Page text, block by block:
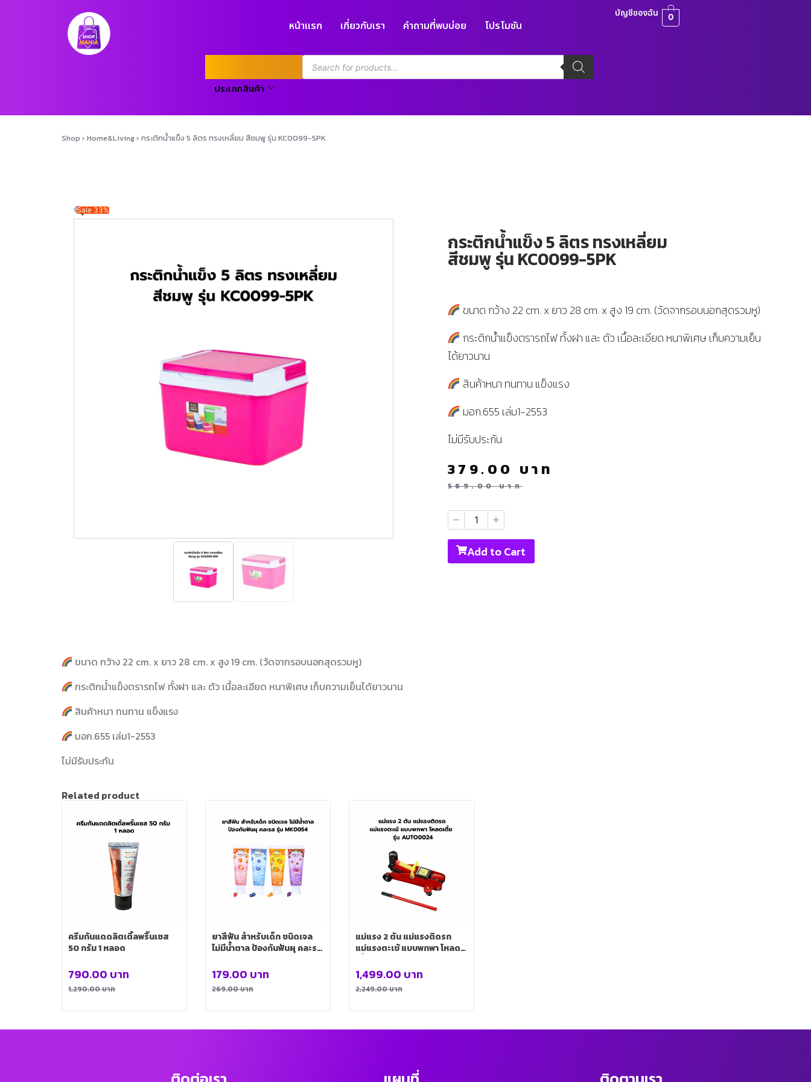
หน้าแรก เกี่ยวกับเรา คำถามที่พบบ่อย โปรโมชัน
ประเภทสินค้า
บัญชีของฉัน 0
Shop › Home&Living› กระติกน้ำแข็ง 5 ลิตร ทรงเหลี่ยม สีชมพู รุ่น KC0099-5PK
Sale 33%
กระติกน้ำแข็ง 5 ลิตร ทรงเหลี่ยม
สีชมพู รุ่น KC0099-5PK
ขนาด กว้าง 22 cm. x ยาว 28 cm. x สูง 19 cm. (วัดจากรอบนอกสุดรวมหู)
กระติกน้ำแข็งตรารถไฟ ทั้งฝา และ ตัว เนื้อละเอียด หนาพิเศษ เก็บความเย็น
ได้ยาวนาน
สินค้าหนา ทนทาน แข็งแรง
มอก.655 เล่ม1-2553
ไม่มีรับประกัน
569.00บาท
379.00 บาท
Add to Cart
ขนาด กว้าง 22 cm. x ยาว 28 cm. x สูง 19 cm. (วัดจากรอบนอกสุดรวมหู)
กระติกน้ำแข็งตรารถไฟ ทั้งฝา และ ตัว เนื้อละเอียด หนาพิเศษ เก็บความเย็นได้ยาวนาน
สินค้าหนา ทนทาน แข็งแรง
มอก.655 เล่ม1-2553
ไม่มีรับประกัน
Related product
ครีมกันแดดลิตเติ้ลพริ๊นเซส
50 กรัม 1 หลอด
1,290.00บาท
790.00 บาท
ยาสีฟัน สำหรับเด็ก ชนิดเจล
ไม่มีน้ำตาล ป้องกันฟันผุ คละรส
269.00บาท
179.00 บาท
แม่แรง 2 ตัน แม่แรงติดรถ
แม่แรงตะเข้ แบบพกพา โหลด
2,249.00บาท
1,499.00 บาท